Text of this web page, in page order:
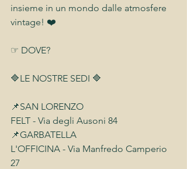
insieme in un mondo dalle atmosfere
vintage! ❤️
☞ DOVE?
🔷LE NOSTRE SEDI 🔷
📌SAN LORENZO
FELT - Via degli Ausoni 84
📌GARBATELLA
L'OFFICINA - Via Manfredo Camperio
27